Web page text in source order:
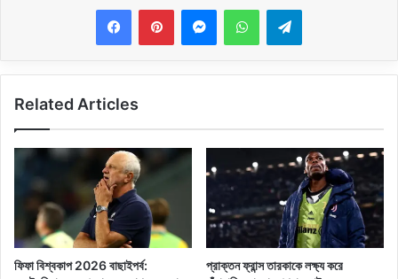
MessengerWhatsAppTelegram
Related Articles
ফিফা বিশ্বকাপ 2026 বাছাইপর্ব:
প্রাক্তন ফ্রান্স তারকাকে লক্ষ্য করে